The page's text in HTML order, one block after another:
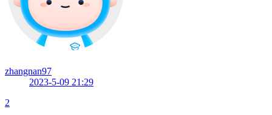
zhangnan97
2023-5-09 21:29
2